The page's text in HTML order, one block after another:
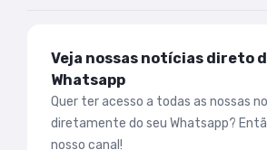
Veja nossas notícias direto
Whatsapp
Quer ter acesso a todas as nossas
diretamente do seu Whatsapp?
nosso canal!